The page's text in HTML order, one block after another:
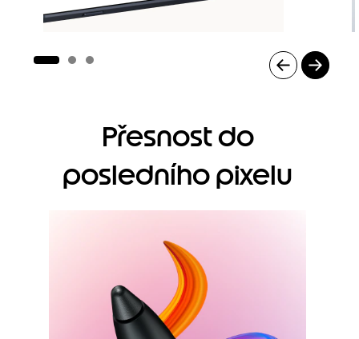
Přesnost do
posledního pixelu